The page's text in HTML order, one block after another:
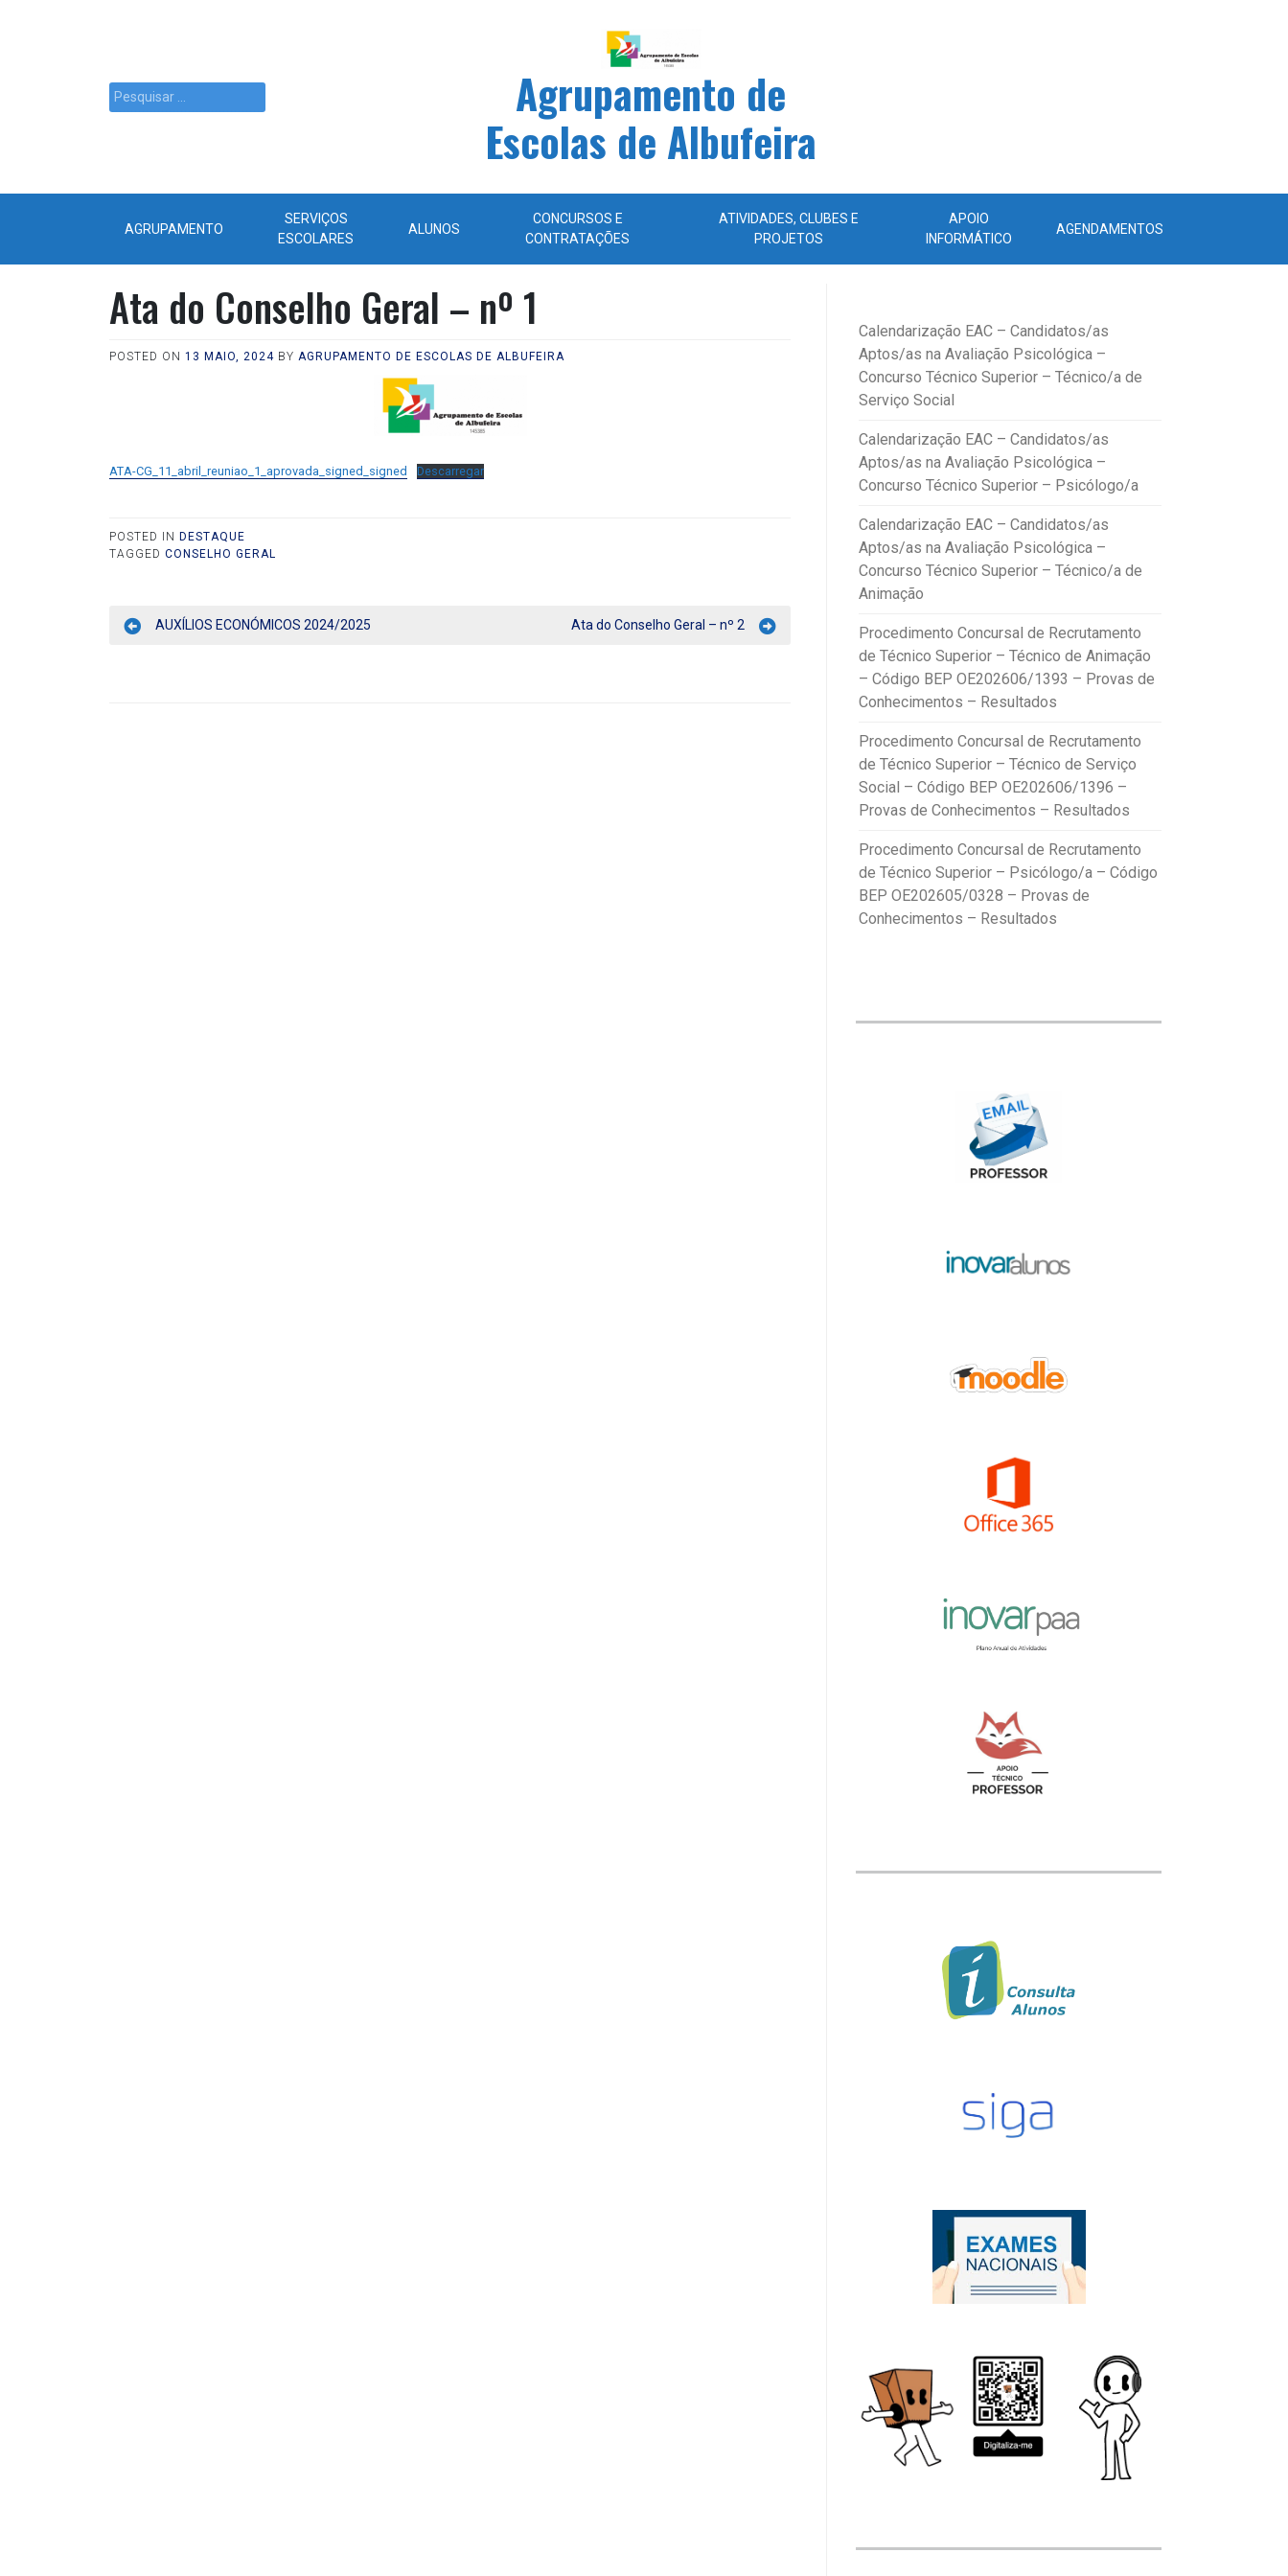
Agrupamento de
Escolas de Albufeira
AGRUPAMENTO
SERVIÇOS
ESCOLARES
ALUNOS
CONCURSOS E
CONTRATAÇÕES
ATIVIDADES, CLUBES E
PROJETOS
APOIO
INFORMÁTICO
AGENDAMENTOS
Ata do Conselho Geral – nº 1
POSTED ON 13 MAIO, 2024 BY AGRUPAMENTO DE ESCOLAS DE ALBUFEIRA
ATA-CG_11_abril_reuniao_1_aprovada_signed_signed Descarregar
POSTED IN DESTAQUE
TAGGED CONSELHO GERAL
AUXÍLIOS ECONÓMICOS 2024/2025 Ata do Conselho Geral – nº 2
Calendarização EAC – Candidatos/as
Aptos/as na Avaliação Psicológica –
Concurso Técnico Superior – Técnico/a de
Serviço Social
Calendarização EAC – Candidatos/as
Aptos/as na Avaliação Psicológica –
Concurso Técnico Superior – Psicólogo/a
Calendarização EAC – Candidatos/as
Aptos/as na Avaliação Psicológica –
Concurso Técnico Superior – Técnico/a de
Animação
Procedimento Concursal de Recrutamento
de Técnico Superior – Técnico de Animação
– Código BEP OE202606/1393 – Provas de
Conhecimentos – Resultados
Procedimento Concursal de Recrutamento
de Técnico Superior – Técnico de Serviço
Social – Código BEP OE202606/1396 –
Provas de Conhecimentos – Resultados
Procedimento Concursal de Recrutamento
de Técnico Superior – Psicólogo/a – Código
BEP OE202605/0328 – Provas de
Conhecimentos – Resultados